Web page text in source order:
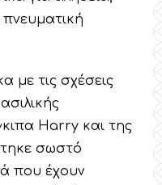
πνευματική
με τις σχέσεις
Harry και της
σωστό
που έχουν